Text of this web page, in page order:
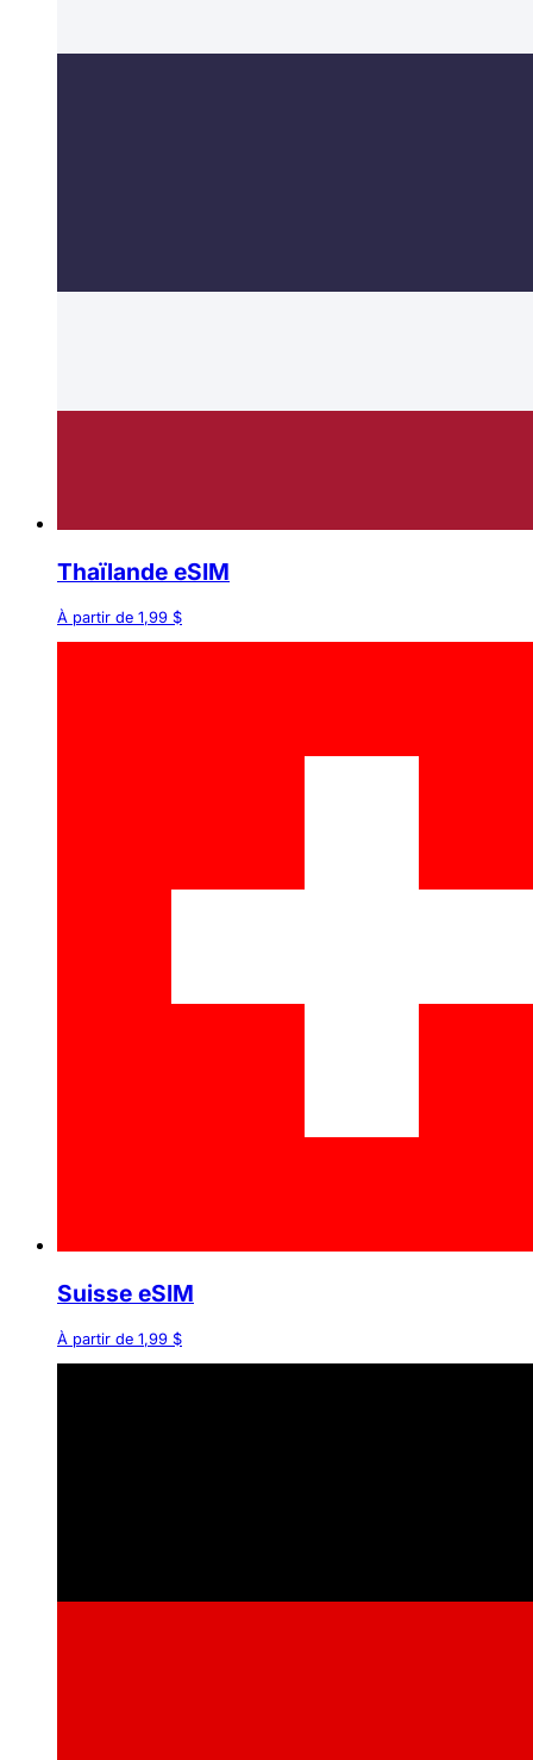
Thaïlande eSIM
À partir de 1,99 $
Suisse eSIM
À partir de 1,99 $